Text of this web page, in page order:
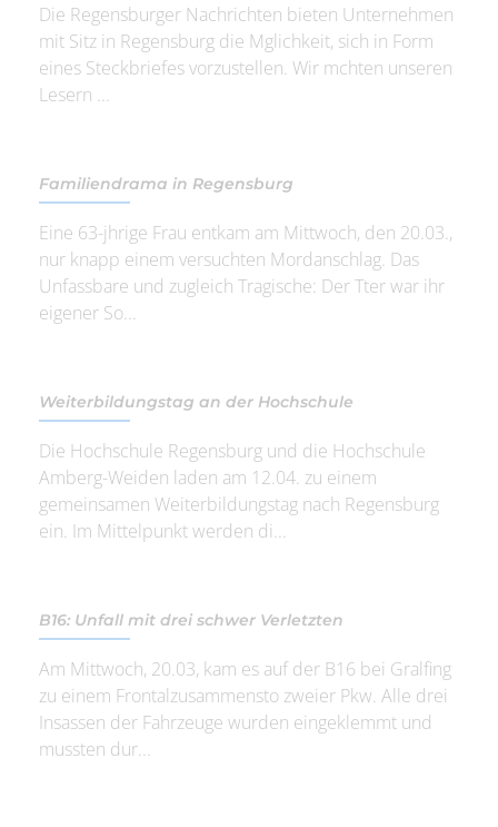
Die Regensburger Nachrichten bieten Unternehmen
mit Sitz in Regensburg die Mglichkeit, sich in Form
eines Steckbriefes vorzustellen. Wir mchten unseren
Lesern ...
Familiendrama in Regensburg
Eine 63-jhrige Frau entkam am Mittwoch, den 20.03.,
nur knapp einem versuchten Mordanschlag. Das
Unfassbare und zugleich Tragische: Der Tter war ihr
eigener So...
Weiterbildungstag an der Hochschule
Die Hochschule Regensburg und die Hochschule
Amberg-Weiden laden am 12.04. zu einem
gemeinsamen Weiterbildungstag nach Regensburg
ein. Im Mittelpunkt werden di...
B16: Unfall mit drei schwer Verletzten
Am Mittwoch, 20.03, kam es auf der B16 bei Gralfing
zu einem Frontalzusammensto zweier Pkw. Alle drei
Insassen der Fahrzeuge wurden eingeklemmt und
mussten dur...